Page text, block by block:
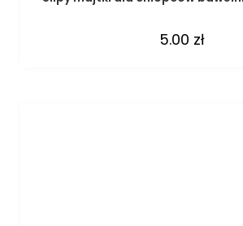
5.00 zł